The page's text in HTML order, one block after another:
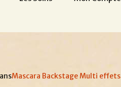
Mascara Backstage Multi effets